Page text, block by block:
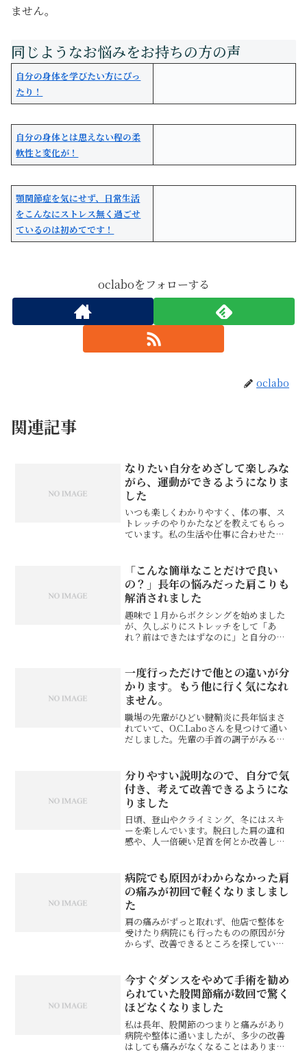
ません。
自分の身体を学びたい方にぴっ
たり！
自分の身体とは思えない程の柔
軟性と変化が！
顎関節症を気にせず、日常生活
をこんなにストレス無く過ごせ
ているのは初めてです！
oclaboをフォローする
oclabo
関連記事
なりたい自分をめざして楽しみな
がら、運動ができるようになりま
した
いつも楽しくわかりやすく、体の事、ス
トレッチのやりかたなどを教えてもらっ
ています。私の生活や仕事に合わせたス
す。ストレッチだけでなく、ジムへ行っ
た時のメニューの順番も、自...
「こんな簡単なことだけで良い
の？」長年の悩みだった肩こりも
解消されました
趣味で１月からボクシングを始めました
が、久しぶりにストレッチをして「あ
れ？前はできたはずなのに」と自分の体
え、関節の柔軟性が年齢とともに低くな
っていたのです。そこでネット...
一度行っただけで他との違いが分
かります。もう他に行く気になれ
ません。
職場の先輩がひどい腱鞘炎に長年悩まさ
れていて、O.C.Laboさんを見つけて通い
だしました。先輩の手首の調子がみるみ
の先生は本物だ！と思いました。私も肩
こりがひどくて近所...
分りやすい説明なので、自分で気
付き、考えて改善できるようにな
りました
日頃、登山やクライミング、冬にはスキ
ーを楽しんでいます。脱臼した肩の違和
感や、人一倍硬い足首を何とか改善した
かすことができない原因をとてもよく分
かりやすく説明しながら治...
病院でも原因がわからなかった肩
の痛みが初回で軽くなりましまし
た
肩の痛みがずっと取れず、他店で整体を
受けたり病院にも行ったものの原因が分
からず、改善できるところを探していま
ウンセリング後、何度他店で施術しても
らっても取れなかった痛...
今すぐダンスをやめて手術を勧め
られていた股関節痛が数回で驚く
ほどなくなりました
私は長年、股関節のつまりと痛みがあり
病院や整体に通いましたが、多少の改善
はしても痛みがなくなることはありませ